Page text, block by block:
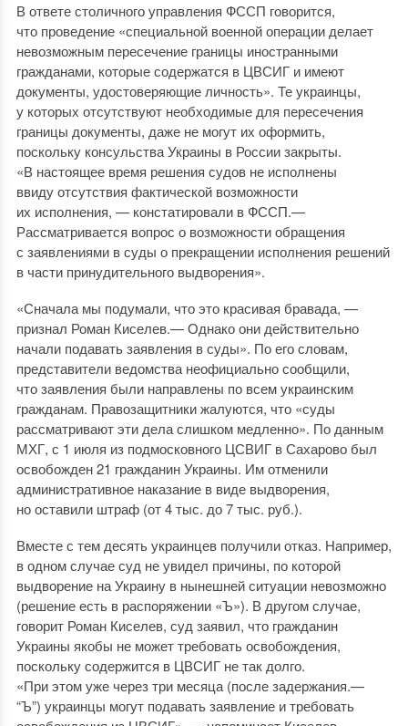
В ответе столичного управления ФССП говорится,
что проведение «специальной военной операции делает
невозможным пересечение границы иностранными
гражданами, которые содержатся в ЦВСИГ и имеют
документы, удостоверяющие личность». Те украинцы,
у которых отсутствуют необходимые для пересечения
границы документы, даже не могут их оформить,
поскольку консульства Украины в России закрыты.
«В настоящее время решения судов не исполнены
ввиду отсутствия фактической возможности
их исполнения, — констатировали в ФССП.—
Рассматривается вопрос о возможности обращения
с заявлениями в суды о прекращении исполнения решений
в части принудительного выдворения».
«Сначала мы подумали, что это красивая бравада, —
признал Роман Киселев.— Однако они действительно
начали подавать заявления в суды». По его словам,
представители ведомства неофициально сообщили,
что заявления были направлены по всем украинским
гражданам. Правозащитники жалуются, что «суды
рассматривают эти дела слишком медленно». По данным
МХГ, с 1 июля из подмосковного ЦСВИГ в Сахарово был
освобожден 21 гражданин Украины. Им отменили
административное наказание в виде выдворения,
но оставили штраф (от 4 тыс. до 7 тыс. руб.).
Вместе с тем десять украинцев получили отказ. Например,
в одном случае суд не увидел причины, по которой
выдворение на Украину в нынешней ситуации невозможно
(решение есть в распоряжении «Ъ»). В другом случае,
говорит Роман Киселев, суд заявил, что гражданин
Украины якобы не может требовать освобождения,
поскольку содержится в ЦВСИГ не так долго.
«При этом уже через три месяца (после задержания.—
“Ъ”) украинцы могут подавать заявление и требовать